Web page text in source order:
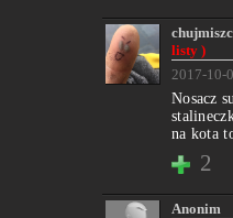
listy )
2017-10-
Nosacz
na kota
2
Anonim